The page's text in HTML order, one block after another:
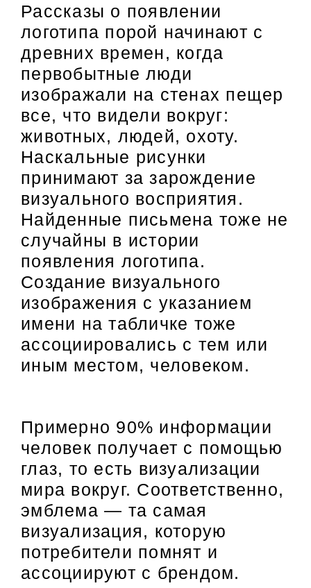
Рассказы о появлении
логотипа порой начинают с
древних времен, когда
первобытные люди
изображали на стенах пещер
все, что видели вокруг:
животных, людей, охоту.
Наскальные рисунки
принимают за зарождение
визуального восприятия.
Найденные письмена тоже не
случайны в истории
появления логотипа.
Создание визуального
изображения с указанием
имени на табличке тоже
ассоциировались с тем или
иным местом, человеком.
Примерно 90% информации
человек получает с помощью
глаз, то есть визуализации
мира вокруг. Соответственно,
эмблема — та самая
визуализация, которую
потребители помнят и
ассоциируют с брендом.